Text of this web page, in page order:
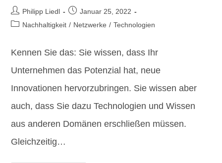
Philipp Liedl
Januar 25, 2022
Nachhaltigkeit / Netzwerke / Technologien
Kennen Sie das: Sie wissen, dass Ihr
Unternehmen das Potenzial hat, neue
Innovationen hervorzubringen. Sie wissen aber
auch, dass Sie dazu Technologien und Wissen
aus anderen Domänen erschließen müssen.
Gleichzeitig…